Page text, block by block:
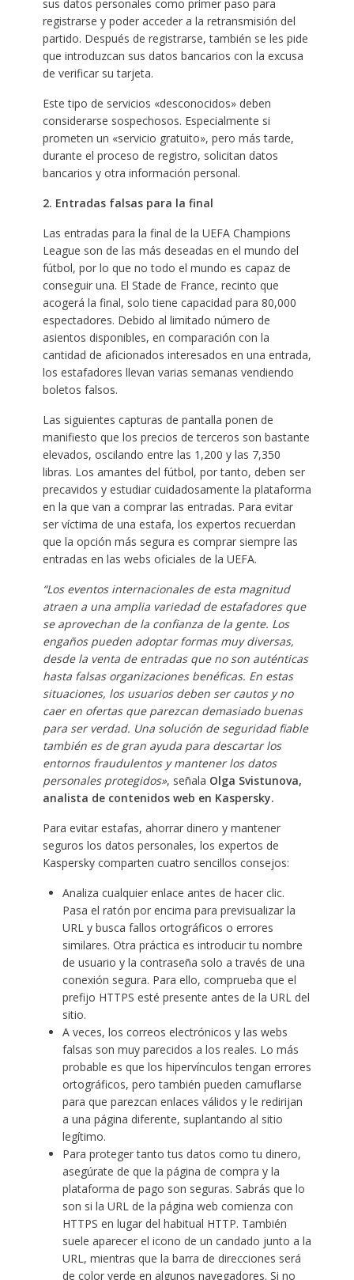
sus datos personales como primer paso para
registrarse y poder acceder a la retransmisión del
partido. Después de registrarse, también se les pide
que introduzcan sus datos bancarios con la excusa
de verificar su tarjeta.
Este tipo de servicios «desconocidos» deben
considerarse sospechosos. Especialmente si
prometen un «servicio gratuito», pero más tarde,
durante el proceso de registro, solicitan datos
bancarios y otra información personal.
2. Entradas falsas para la final
Las entradas para la final de la UEFA Champions
League son de las más deseadas en el mundo del
fútbol, por lo que no todo el mundo es capaz de
conseguir una. El Stade de France, recinto que
acogerá la final, solo tiene capacidad para 80,000
espectadores. Debido al limitado número de
asientos disponibles, en comparación con la
cantidad de aficionados interesados en una entrada,
los estafadores llevan varias semanas vendiendo
boletos falsos.
Las siguientes capturas de pantalla ponen de
manifiesto que los precios de terceros son bastante
elevados, oscilando entre las 1,200 y las 7,350
libras. Los amantes del fútbol, por tanto, deben ser
precavidos y estudiar cuidadosamente la plataforma
en la que van a comprar las entradas. Para evitar
ser víctima de una estafa, los expertos recuerdan
que la opción más segura es comprar siempre las
entradas en las webs oficiales de la UEFA.
“Los eventos internacionales de esta magnitud
atraen a una amplia variedad de estafadores que
se aprovechan de la confianza de la gente. Los
engaños pueden adoptar formas muy diversas,
desde la venta de entradas que no son auténticas
hasta falsas organizaciones benéficas. En estas
situaciones, los usuarios deben ser cautos y no
caer en ofertas que parezcan demasiado buenas
para ser verdad. Una solución de seguridad fiable
también es de gran ayuda para descartar los
entornos fraudulentos y mantener los datos
personales protegidos», señala Olga Svistunova,
analista de contenidos web en Kaspersky.
Para evitar estafas, ahorrar dinero y mantener
seguros los datos personales, los expertos de
Kaspersky comparten cuatro sencillos consejos:
Analiza cualquier enlace antes de hacer clic.
Pasa el ratón por encima para previsualizar la
URL y busca fallos ortográficos o errores
similares. Otra práctica es introducir tu nombre
de usuario y la contraseña solo a través de una
conexión segura. Para ello, comprueba que el
prefijo HTTPS esté presente antes de la URL del
sitio.
A veces, los correos electrónicos y las webs
falsas son muy parecidos a los reales. Lo más
probable es que los hipervínculos tengan errores
ortográficos, pero también pueden camuflarse
para que parezcan enlaces válidos y le redirijan
a una página diferente, suplantando al sitio
legítimo.
Para proteger tanto tus datos como tu dinero,
asegúrate de que la página de compra y la
plataforma de pago son seguras. Sabrás que lo
son si la URL de la página web comienza con
HTTPS en lugar del habitual HTTP. También
suele aparecer el icono de un candado junto a la
URL, mientras que la barra de direcciones será
de color verde en algunos navegadores. Si no